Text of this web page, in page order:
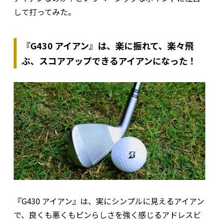
して打ってみた。
『G430 アイアン』は、楽に振れて、楽々飛
ぶ、スコアアップできるアイアンになった！
『G430 アイアン』は、実にシンプルに見えるアイアン
で、良くも悪くもピンらしさを強く感じるアドレスビ